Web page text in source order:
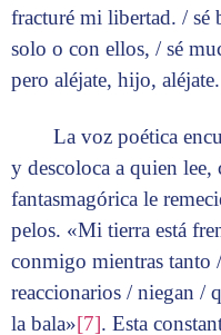
fracturé mi libertad. / sé
solo o con ellos, / sé
pero aléjate, hijo,
La voz poética
y descoloca a quien
fantasmagórica le
pelos. «Mi tierra está
conmigo mientras tanto
reaccionarios / niegan /
la bala»[7]. Esta